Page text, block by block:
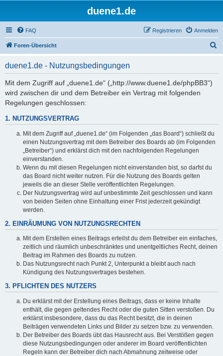
duene1.de
FAQ Anmelden
Registrieren
Foren-Übersicht
duene1.de - Nutzungsbedingungen
Mit dem Zugriff auf „duene1.de“ („http://www.duene1.de/phpBB3“)
wird zwischen dir und dem Betreiber ein Vertrag mit folgenden
Regelungen geschlossen:
1. NUTZUNGSVERTRAG
Mit dem Zugriff auf „duene1.de“ (im Folgenden „das Board“) schließt du
einen Nutzungsvertrag mit dem Betreiber des Boards ab (im Folgenden
„Betreiber“) und erklärst dich mit den nachfolgenden Regelungen
einverstanden.
Wenn du mit diesen Regelungen nicht einverstanden bist, so darfst du
das Board nicht weiter nutzen. Für die Nutzung des Boards gelten
jeweils die an dieser Stelle veröffentlichten Regelungen.
Der Nutzungsvertrag wird auf unbestimmte Zeit geschlossen und kann
von beiden Seiten ohne Einhaltung einer Frist jederzeit gekündigt
werden.
2. EINRÄUMUNG VON NUTZUNGSRECHTEN
Mit dem Erstellen eines Beitrags erteilst du dem Betreiber ein einfaches,
zeitlich und räumlich unbeschränktes und unentgeltliches Recht, deinen
Beitrag im Rahmen des Boards zu nutzen.
Das Nutzungsrecht nach Punkt 2, Unterpunkt a bleibt auch nach
Kündigung des Nutzungsvertrages bestehen.
3. PFLICHTEN DES NUTZERS
Du erklärst mit der Erstellung eines Beitrags, dass er keine Inhalte
enthält, die gegen geltendes Recht oder die guten Sitten verstoßen. Du
erklärst insbesondere, dass du das Recht besitzt, die in deinen
Beiträgen verwendeten Links und Bilder zu setzen bzw. zu verwenden.
Der Betreiber des Boards übt das Hausrecht aus. Bei Verstößen gegen
diese Nutzungsbedingungen oder anderer im Board veröffentlichten
Regeln kann der Betreiber dich nach Abmahnung zeitweise oder